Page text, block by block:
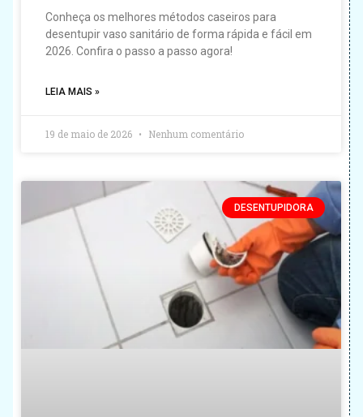
Conheça os melhores métodos caseiros para
desentupir vaso sanitário de forma rápida e fácil em
2026. Confira o passo a passo agora!
LEIA MAIS »
19 de maio de 2026 Nenhum comentário
DESENTUPIDORA